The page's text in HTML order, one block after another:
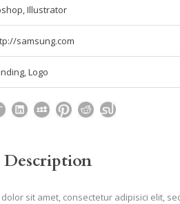
Illustrator
samsung.com
,Logo
dolor sit amet, consectetur adipisici elit,